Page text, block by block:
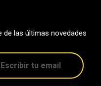
de las últimas novedades